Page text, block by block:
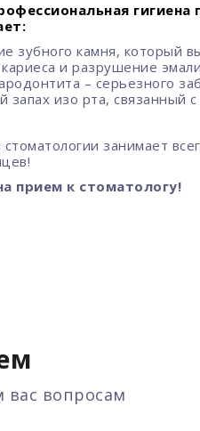
гигиена
зубного камня, который
и разрушение
– серьезного
запах изо рта, связанный
стоматологии занимает
прием к стоматологу!
вас вопросам